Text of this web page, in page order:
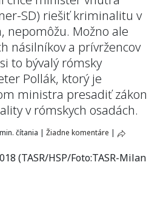
SD) riešiť kriminalitu v
nepomôžu. Možno ale
násilníkov a prívržencov
to bývalý rómsky
Pollák, ktorý je
ministra presadiť zákon
v rómskych osadách.
čítania | Žiadne komentáre |
(TASR/HSP/Foto:TASR-Milan